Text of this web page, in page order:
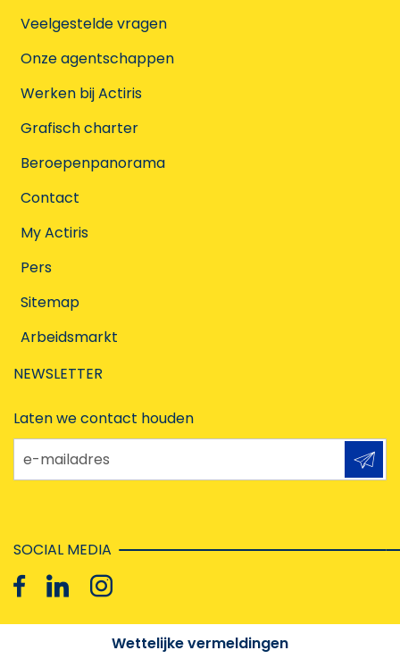
Veelgestelde vragen
Onze agentschappen
Werken bij Actiris
Grafisch charter
Beroepenpanorama
Contact
My Actiris
Pers
Sitemap
Arbeidsmarkt
NEWSLETTER
Laten we contact houden
e-mailadres
SOCIAL MEDIA
Wettelijke vermeldingen